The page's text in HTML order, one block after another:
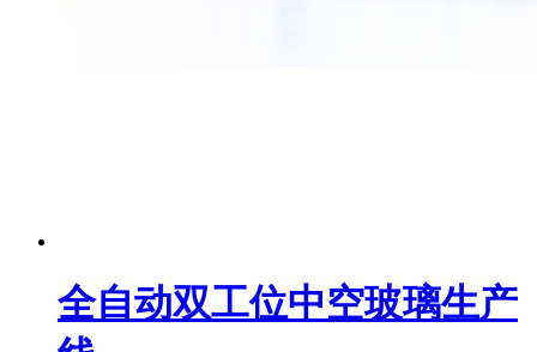
全自动双工位中空玻璃生产